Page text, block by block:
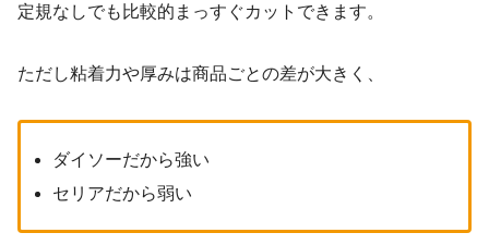
定規なしでも比較的まっすぐカットできます。
ただし粘着力や厚みは商品ごとの差が大きく、
ダイソーだから強い
セリアだから弱い